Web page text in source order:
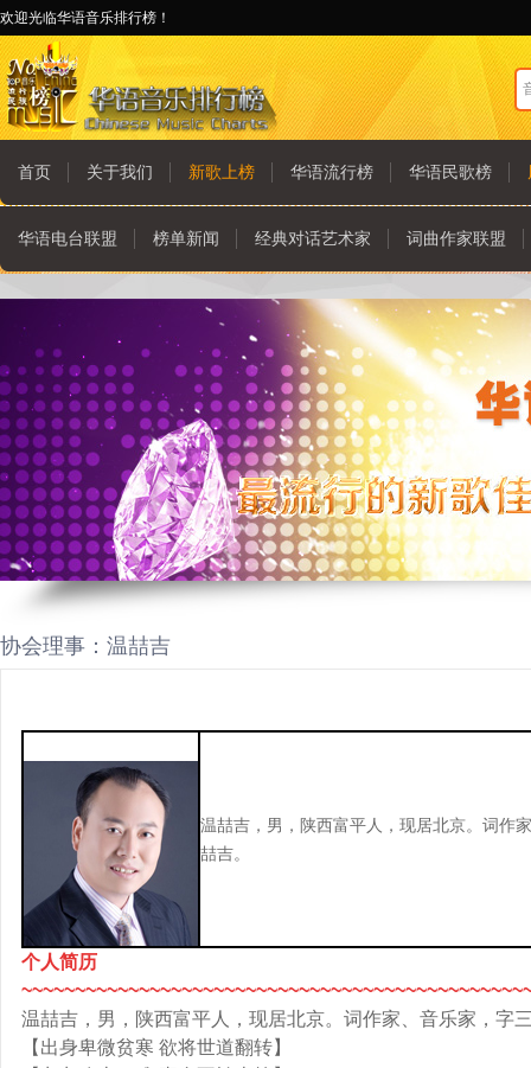
欢迎光临华语音乐排行榜！
首页 关于我们 新歌上榜 华语流行榜 华语民歌榜
华语电台联盟 榜单新闻 经典对话艺术家 词曲作家联盟
协会理事：温喆吉
温喆吉，男，陕西富平人，现居北京。词作
喆吉。
个人简历
温喆吉，男，陕西富平人，现居北京。词作家、音乐家，字
【出身卑微贫寒 欲将世道翻转】